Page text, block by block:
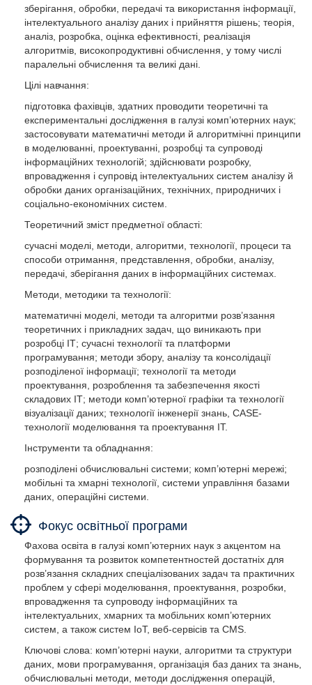
зберігання, обробки, передачі та використання інформації,
інтелектуального аналізу даних і прийняття рішень; теорія,
аналіз, розробка, оцінка ефективності, реалізація
алгоритмів, високопродуктивні обчислення, у тому числі
паралельні обчислення та великі дані.
Цілі навчання:
підготовка фахівців, здатних проводити теоретичні та
експериментальні дослідження в галузі комп’ютерних наук;
застосовувати математичні методи й алгоритмічні принципи
в моделюванні, проектуванні, розробці та супроводі
інформаційних технологій; здійснювати розробку,
впровадження і супровід інтелектуальних систем аналізу й
обробки даних організаційних, технічних, природничих і
соціально-економічних систем.
Теоретичний зміст предметної області:
сучасні моделі, методи, алгоритми, технології, процеси та
способи отримання, представлення, обробки, аналізу,
передачі, зберігання даних в інформаційних системах.
Методи, методики та технології:
математичні моделі, методи та алгоритми розв’язання
теоретичних і прикладних задач, що виникають при
розробці ІТ; сучасні технології та платформи
програмування; методи збору, аналізу та консолідації
розподіленої інформації; технології та методи
проектування, розроблення та забезпечення якості
складових ІТ; методи комп’ютерної графіки та технології
візуалізації даних; технології інженерії знань, CASE-
технології моделювання та проектування ІТ.
Інструменти та обладнання:
розподілені обчислювальні системи; комп’ютерні мережі;
мобільні та хмарні технології, системи управління базами
даних, операційні системи.
Фокус освітньої програми
Фахова освіта в галузі комп’ютерних наук з акцентом на
формування та розвиток компетентностей достатніх для
розв’язання складних спеціалізованих задач та практичних
проблем у сфері моделювання, проектування, розробки,
впровадження та супроводу інформаційних та
інтелектуальних, хмарних та мобільних комп’ютерних
систем, а також систем IoT, веб-сервісів та CMS.
Ключові слова: комп’ютерні науки, алгоритми та структури
даних, мови програмування, організація баз даних та знань,
обчислювальні методи, методи дослідження операцій,